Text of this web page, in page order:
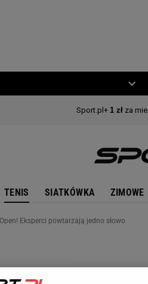
TENIS SIATKÓWKA ZIMOWE
Eksperci powtarzają jedno słowo